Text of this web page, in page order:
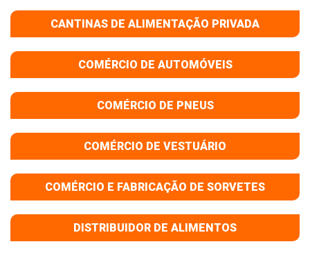
CANTINAS DE ALIMENTAÇÃO PRIVADA
COMÉRCIO DE AUTOMÓVEIS
COMÉRCIO DE PNEUS
COMÉRCIO DE VESTUÁRIO
COMÉRCIO E FABRICAÇÃO DE SORVETES
DISTRIBUIDOR DE ALIMENTOS